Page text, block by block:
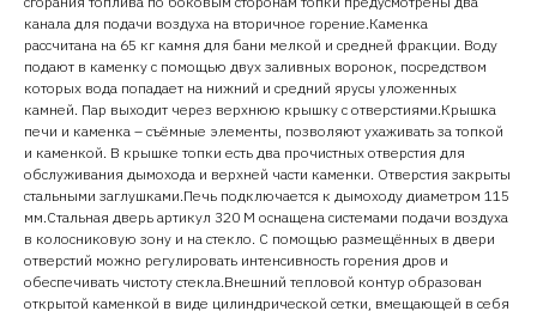
канала для подачи воздуха на вторичное горение.Каменка
рассчитана на 65 кг камня для бани мелкой и средней фракции. Воду
подают в каменку с помощью двух заливных воронок, посредством
которых вода попадает на нижний и средний ярусы уложенных
камней. Пар выходит через верхнюю крышку с отверстиями.Крышка
печи и каменка – съёмные элементы, позволяют ухаживать за топкой
и каменкой. В крышке топки есть два прочистных отверстия для
обслуживания дымохода и верхней части каменки. Отверстия закрыты
стальными заглушками.Печь подключается к дымоходу диаметром 115
мм.Стальная дверь артикул 320 М оснащена системами подачи воздуха
в колосниковую зону и на стекло. С помощью размещённых в двери
отверстий можно регулировать интенсивность горения дров и
обеспечивать чистоту стекла.Внешний тепловой контур образован
открытой каменкой в виде цилиндрической сетки, вмещающей в себя